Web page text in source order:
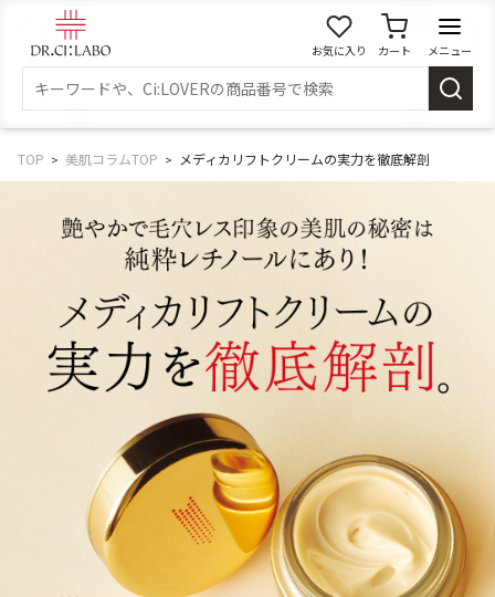
お気に入り カート メニュー
マイページ
スキンケア
商品カテゴリーから探す
メイク落とし 洗顔
乳液 美容液
ゲル クリーム
TOP 美肌コラムTOP メディカリフトクリームの実力を徹底解剖